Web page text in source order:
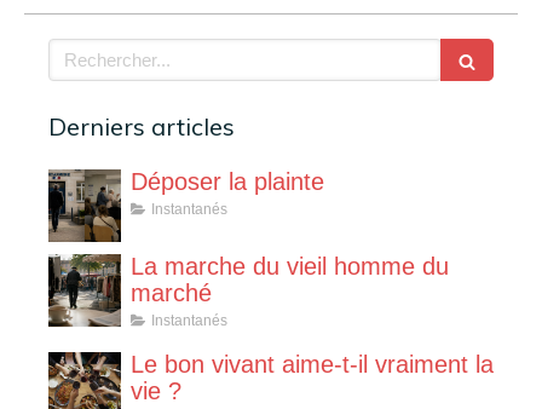
Rechercher
Derniers articles
Déposer la plainte
Instantanés
La marche du vieil homme du
marché
Instantanés
Le bon vivant aime-t-il vraiment la
vie ?